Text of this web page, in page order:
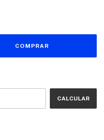
CALCULAR